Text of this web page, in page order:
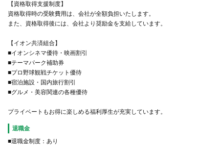
【資格取得支援制度】
資格取得時の受験費用は、会社が全額負担いたします。
また、資格取得後には、会社より奨励金を支給しています。
【イオン共済組合】
■イオンシネマ優待・映画割引
■テーマパーク補助券
■プロ野球観戦チケット優待
■宿泊施設・国内旅行割引
■グルメ・美容関連の各種優待
プライベートもお得に楽しめる福利厚生が充実しています。
退職金
■退職金制度：あり